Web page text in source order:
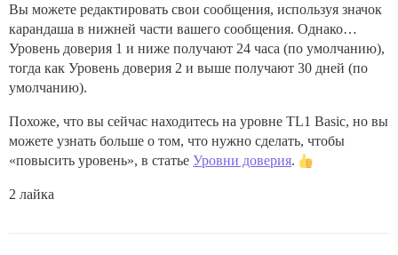
Вы можете редактировать свои сообщения, используя значок
карандаша в нижней части вашего сообщения. Однако…
Уровень доверия 1 и ниже получают 24 часа (по умолчанию),
тогда как Уровень доверия 2 и выше получают 30 дней (по
умолчанию).
Похоже, что вы сейчас находитесь на уровне TL1 Basic, но вы
можете узнать больше о том, что нужно сделать, чтобы
«повысить уровень», в статье Уровни доверия.
2 лайка